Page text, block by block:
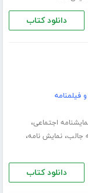
دانلود کتاب
فیلمنامه
اجتماعی،
جالب،نمایش نامه،
دانلود کتاب